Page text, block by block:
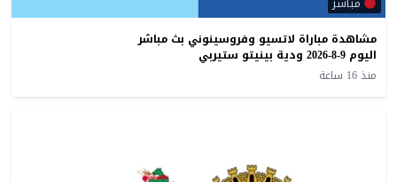
مشاهدة مباراة لاتسيو وفروسينوني بث مباشر
اليوم 9-8-2026 ودية بينيتو ستيربي
منذ 16 ساعة